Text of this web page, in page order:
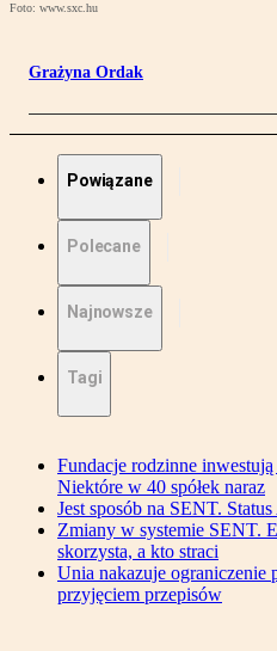
Foto: www.sxc.hu
Grażyna Ordak
Powiązane
Polecane
Najnowsze
Tagi
Fundacje rodzinne
Niektóre w 40 spółek naraz
Jest sposób na SENT.
Zmiany w systemie SENT.
skorzysta, a kto straci
Unia nakazuje ograniczenie
przyjęciem przepisów